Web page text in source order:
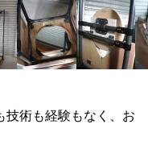
技術も経験もなく、お